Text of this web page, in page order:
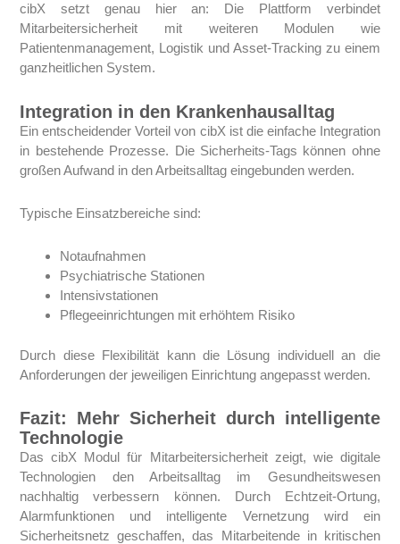
cibX setzt genau hier an: Die Plattform verbindet
Mitarbeitersicherheit mit weiteren Modulen wie
Patientenmanagement, Logistik und Asset-Tracking zu einem
ganzheitlichen System.
Integration in den Krankenhausalltag
Ein entscheidender Vorteil von cibX ist die einfache Integration
in bestehende Prozesse. Die Sicherheits-Tags können ohne
großen Aufwand in den Arbeitsalltag eingebunden werden.
Typische Einsatzbereiche sind:
Notaufnahmen
Psychiatrische Stationen
Intensivstationen
Pflegeeinrichtungen mit erhöhtem Risiko
Durch diese Flexibilität kann die Lösung individuell an die
Anforderungen der jeweiligen Einrichtung angepasst werden.
Fazit: Mehr Sicherheit durch intelligente
Technologie
Das cibX Modul für Mitarbeitersicherheit zeigt, wie digitale
Technologien den Arbeitsalltag im Gesundheitswesen
nachhaltig verbessern können. Durch Echtzeit-Ortung,
Alarmfunktionen und intelligente Vernetzung wird ein
Sicherheitsnetz geschaffen, das Mitarbeitende in kritischen